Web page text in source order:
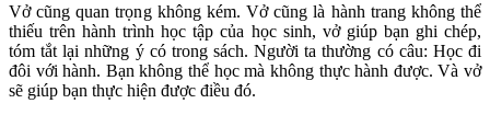
Vở cũng quan trọng không kém. Vở cũng là hành trang không thể
thiếu trên hành trình học tập của học sinh, vở giúp bạn ghi chép,
tóm tắt lại những ý có trong sách. Người ta thường có câu: Học đi
đôi với hành. Bạn không thể học mà không thực hành được. Và vở
sẽ giúp bạn thực hiện được điều đó.